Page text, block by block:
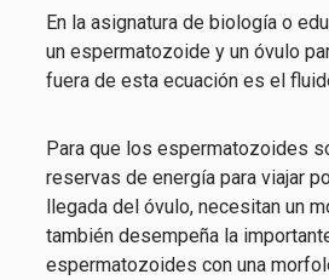
En la asignatura de biología o
un espermatozoide y un óvulo
fuera de esta ecuación es el
Para que los espermatozoides
reservas de energía para viajar
llegada del óvulo, necesitan un
también desempeña la
espermatozoides con una